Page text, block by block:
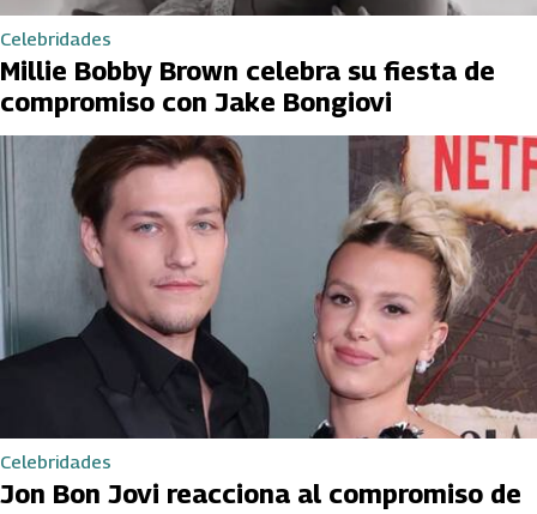
Celebridades
Millie Bobby Brown celebra su fiesta de
compromiso con Jake Bongiovi
Celebridades
Jon Bon Jovi reacciona al compromiso de